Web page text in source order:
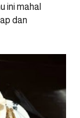
ini mahal
dan